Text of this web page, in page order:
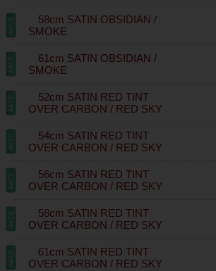
AKCE
58cm SATIN OBSIDIAN /
SMOKE
AKCE
61cm SATIN OBSIDIAN /
SMOKE
AKCE
52cm SATIN RED TINT
OVER CARBON / RED SKY
AKCE
54cm SATIN RED TINT
OVER CARBON / RED SKY
AKCE
56cm SATIN RED TINT
OVER CARBON / RED SKY
AKCE
58cm SATIN RED TINT
OVER CARBON / RED SKY
AKCE
61cm SATIN RED TINT
OVER CARBON / RED SKY